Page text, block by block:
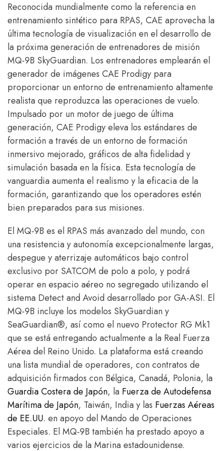
Reconocida mundialmente como la referencia en
entrenamiento sintético para RPAS, CAE aprovecha la
última tecnología de visualización en el desarrollo de
la próxima generación de entrenadores de misión
MQ-9B SkyGuardian. Los entrenadores emplearán el
generador de imágenes CAE Prodigy para
proporcionar un entorno de entrenamiento altamente
realista que reproduzca las operaciones de vuelo.
Impulsado por un motor de juego de última
generación, CAE Prodigy eleva los estándares de
formación a través de un entorno de formación
inmersivo mejorado, gráficos de alta fidelidad y
simulación basada en la física. Esta tecnología de
vanguardia aumenta el realismo y la eficacia de la
formación, garantizando que los operadores estén
bien preparados para sus misiones.
El MQ-9B es el RPAS más avanzado del mundo, con
una resistencia y autonomía excepcionalmente largas,
despegue y aterrizaje automáticos bajo control
exclusivo por SATCOM de polo a polo, y podrá
operar en espacio aéreo no segregado utilizando el
sistema Detect and Avoid desarrollado por GA-ASI. El
MQ-9B incluye los modelos SkyGuardian y
SeaGuardian®, así como el nuevo Protector RG Mk1
que se está entregando actualmente a la Real Fuerza
Aérea del Reino Unido. La plataforma está creando
una lista mundial de operadores, con contratos de
adquisición firmados con Bélgica, Canadá, Polonia, la
Guardia Costera de Japón, la Fuerza de Autodefensa
Marítima de Japón, Taiwán, India y las Fuerzas Aéreas
de EE.UU. en apoyo del Mando de Operaciones
Especiales. El MQ-9B también ha prestado apoyo a
varios ejercicios de la Marina estadounidense.